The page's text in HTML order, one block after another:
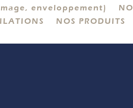
enveloppement)
NOS PRODUITS